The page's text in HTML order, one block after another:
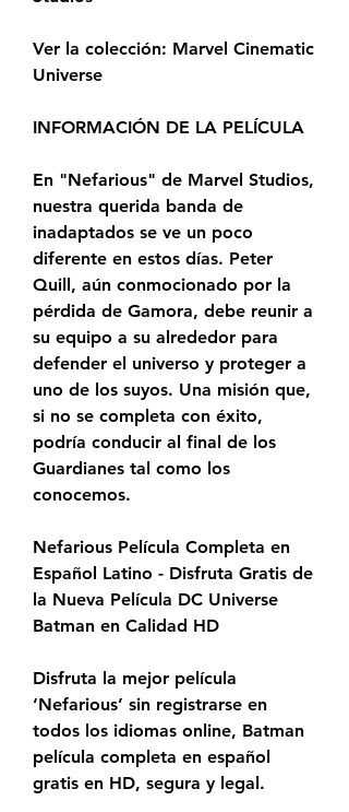
Ver la colección: Marvel Cinematic
Universe
INFORMACIÓN DE LA PELÍCULA
En "Nefarious" de Marvel Studios,
nuestra querida banda de
inadaptados se ve un poco
diferente en estos días. Peter
Quill, aún conmocionado por la
pérdida de Gamora, debe reunir a
su equipo a su alrededor para
defender el universo y proteger a
uno de los suyos. Una misión que,
si no se completa con éxito,
podría conducir al final de los
Guardianes tal como los
conocemos.
Nefarious Película Completa en
Español Latino - Disfruta Gratis de
la Nueva Película DC Universe
Batman en Calidad HD
Disfruta la mejor película
‘Nefarious’ sin registrarse en
todos los idiomas online, Batman
película completa en español
gratis en HD, segura y legal.